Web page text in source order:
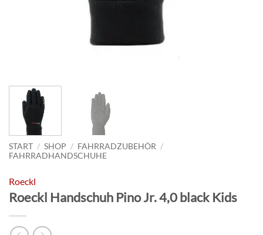
START / SHOP / FAHRRADZUBEHÖR /
FAHRRADHANDSCHUHE
Roeckl
Roeckl Handschuh Pino Jr. 4,0 black Kids